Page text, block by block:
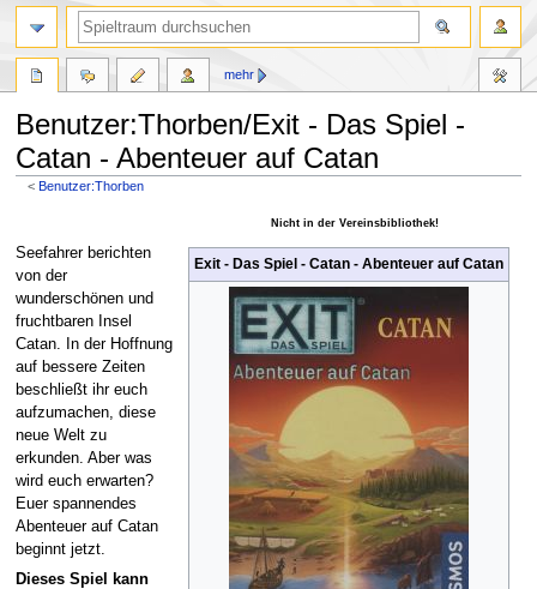
Benutzer:Thorben/Exit - Das Spiel -
Catan - Abenteuer auf Catan
< Benutzer:Thorben
Navigation
springen
Suche
springen
Nicht in der Vereinsbibliothek!
Exit - Das Spiel - Catan - Abenteuer auf Catan
Seefahrer berichten
von der
wunderschönen und
fruchtbaren Insel
Catan. In der Hoffnung
auf bessere Zeiten
beschließt ihr euch
aufzumachen, diese
neue Welt zu
erkunden. Aber was
wird euch erwarten?
Euer spannendes
Abenteuer auf Catan
beginnt jetzt.
Dieses Spiel kann
mehr